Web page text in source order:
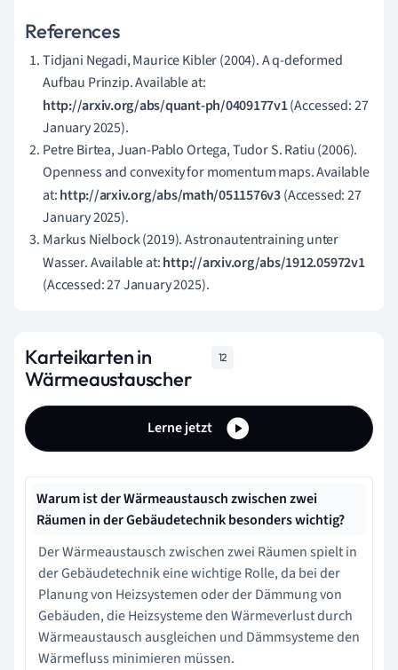
²
5
0
K
=
8
0
k
W
References
Tidjani Negadi, Maurice Kibler (2004). A q-deformed
Aufbau Prinzip. Available at:
http://arxiv.org/abs/quant-ph/0409177v1(Accessed: 27
January 2025).
Petre Birtea, Juan-Pablo Ortega, Tudor S. Ratiu (2006).
Openness and convexity for momentum maps. Available
at:http://arxiv.org/abs/math/0511576v3(Accessed: 27
January 2025).
Markus Nielbock (2019). Astronautentraining unter
Wasser. Available at:http://arxiv.org/abs/1912.05972v1
(Accessed: 27 January 2025).
Karteikarten in
Wärmeaustauscher
12
Lerne jetzt
Warum ist der Wärmeaustausch zwischen zwei
Räumen in der Gebäudetechnik besonders wichtig?
Der Wärmeaustausch zwischen zwei Räumen spielt in
der Gebäudetechnik eine wichtige Rolle, da bei der
Planung von Heizsystemen oder der Dämmung von
Gebäuden, die Heizsysteme den Wärmeverlust durch
Wärmeaustausch ausgleichen und Dämmsysteme den
Wärmefluss minimieren müssen.